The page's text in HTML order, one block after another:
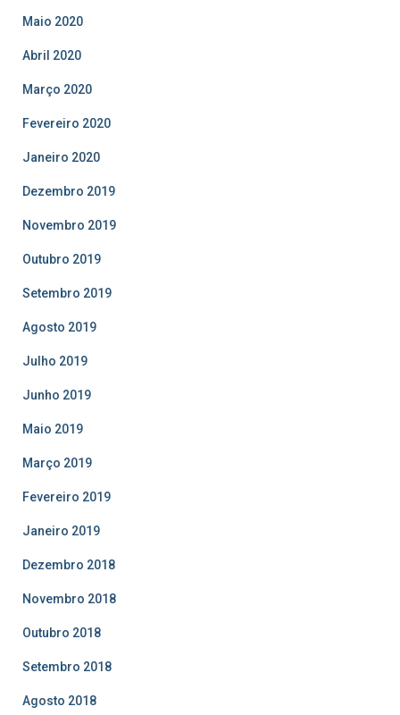
Maio 2020
Abril 2020
Março 2020
Fevereiro 2020
Janeiro 2020
Dezembro 2019
Novembro 2019
Outubro 2019
Setembro 2019
Agosto 2019
Julho 2019
Junho 2019
Maio 2019
Março 2019
Fevereiro 2019
Janeiro 2019
Dezembro 2018
Novembro 2018
Outubro 2018
Setembro 2018
Agosto 2018